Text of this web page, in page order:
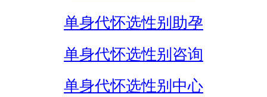
单身代怀选性别助孕
单身代怀选性别咨询
单身代怀选性别中心